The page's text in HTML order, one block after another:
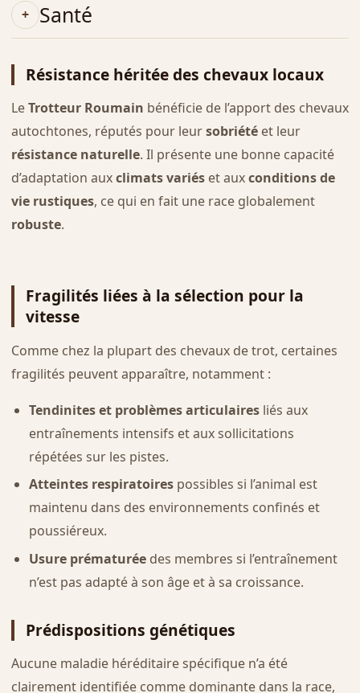
Santé
Résistance héritée des chevaux locaux
LeTrotteur Roumain bénéficie de l’apport des chevaux
autochtones, réputés pour leursobriétéet leur
résistance naturelle. Il présente une bonne capacité
d’adaptation auxclimats variéset auxconditions de
vie rustiques, ce qui en fait une race globalement
robuste.
Fragilités liées à la sélection pour la
vitesse
Comme chez la plupart des chevaux de trot, certaines
fragilités peuvent apparaître, notamment :
Tendinites et problèmes articulairesliés aux
entraînements intensifs et aux sollicitations
répétées sur les pistes.
Atteintes respiratoirespossibles si l’animal est
maintenu dans des environnements confinés et
poussiéreux.
Usure prématuréedes membres si l’entraînement
n’est pas adapté à son âge et à sa croissance.
Prédispositions génétiques
Aucune maladie héréditaire spécifique n’a été
clairement identifiée comme dominante dans la race,